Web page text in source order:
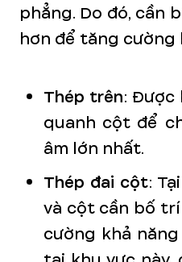
phẳng. Do đó, cần
hơn để tăng cường
Thép trên: Được
quanh cột để
âm lớn nhất.
Thép đai cột:
và cột cần bố
cường khả